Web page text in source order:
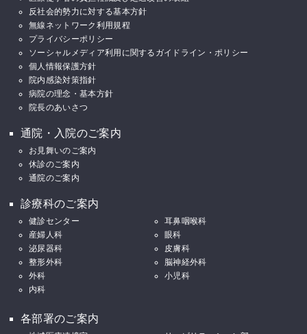
反社会的勢力に対する基本方針
無線ネットワーク利用規程
プライバシーポリシー
ソーシャルメディア利用に関するガイドライン・ポリシー
個人情報保護方針
院内感染対策指針
病院の理念・基本方針
院長のあいさつ
通院・入院のご案内
お見舞いのご案内
休診のご案内
通院のご案内
診療科のご案内
健診センター
耳鼻咽喉科
産婦人科
眼科
泌尿器科
皮膚科
整形外科
脳神経外科
外科
小児科
内科
各部署のご案内